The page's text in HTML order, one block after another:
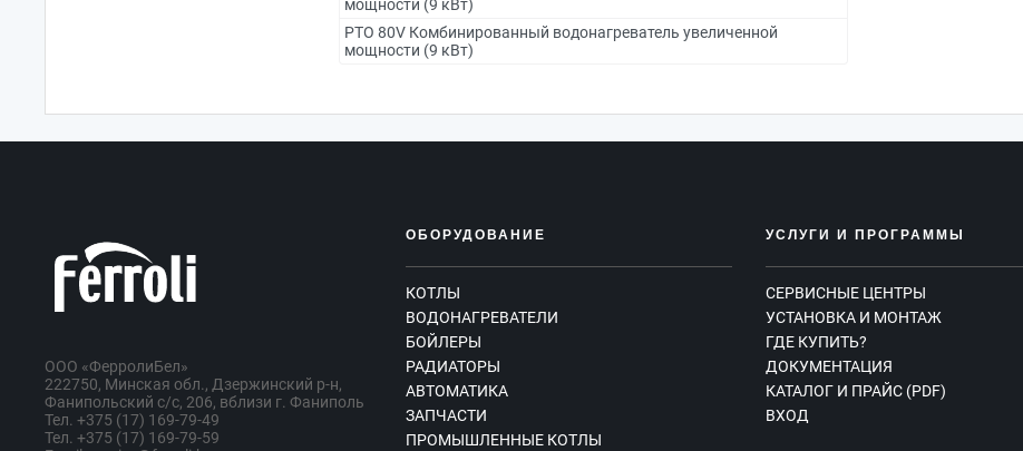
мощности (9 кВт)
PTO 80V Комбинированный водонагреватель увеличенной
мощности (9 кВт)
OOO «ФерролиБел»
222750, Минская обл., Дзержинский р-н,
Фанипольский с/с, 206, вблизи г. Фаниполь
Тел. +375 (17) 169-79-49
Тел. +375 (17) 169-79-59
ОБОРУДОВАНИЕ
КОТЛЫ
ВОДОНАГРЕВАТЕЛИ
БОЙЛЕРЫ
РАДИАТОРЫ
АВТОМАТИКА
ЗАПЧАСТИ
ПРОМЫШЛЕННЫЕ КОТЛЫ
УСЛУГИ И ПРОГРАММЫ
СЕРВИСНЫЕ ЦЕНТРЫ
УСТАНОВКА И МОНТАЖ
ГДЕ КУПИТЬ?
ДОКУМЕНТАЦИЯ
КАТАЛОГ И ПРАЙС (PDF)
ВХОД